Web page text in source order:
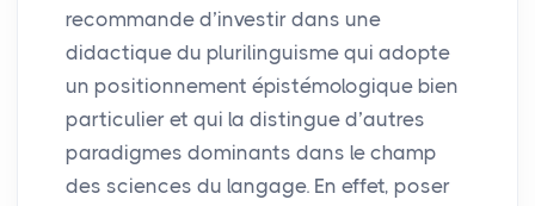
recommande d’investir dans une
didactique du plurilinguisme qui adopte
un positionnement épistémologique bien
particulier et qui la distingue d’autres
paradigmes dominants dans le champ
des sciences du langage. En effet, poser